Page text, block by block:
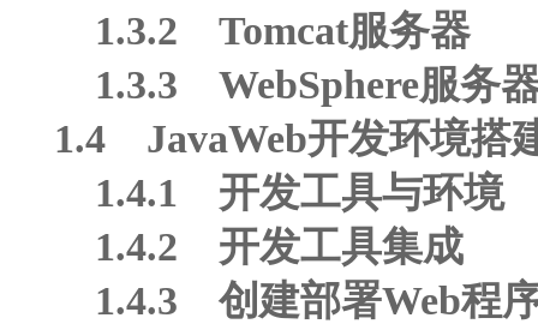
1.3.2 Tomcat服务器
1.3.3 WebSphere服务
1.4 JavaWeb开发环境搭
1.4.1 开发工具与环境
1.4.2 开发工具集成
1.4.3 创建部署Web程